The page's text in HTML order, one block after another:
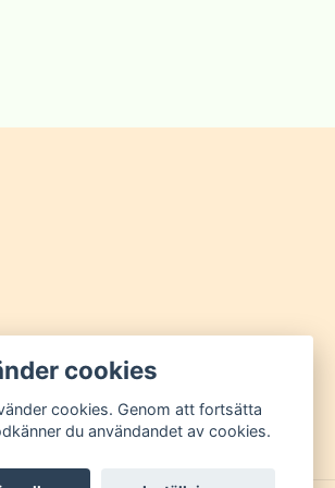
cookies
cookies. Genom att fortsätta
du användandet av cookies.